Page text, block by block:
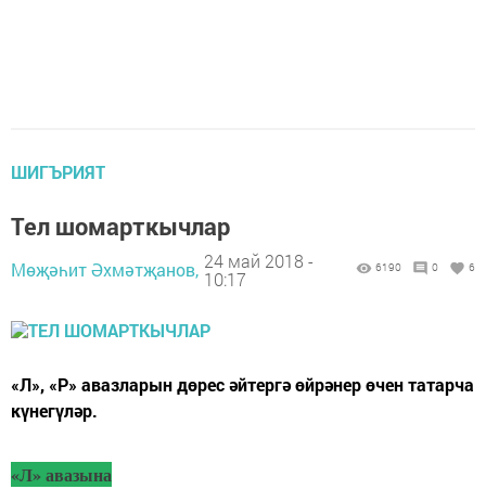
ШИГЪРИЯТ
Тел шомарткычлар
Мөҗәһит Әхмәтҗанов, 24 май 2018 -
10:17
6190 0 6
«Л», «Р» авазларын дөрес әйтергә өйрәнер өчен татарча
күнегүләр.
«Л» авазына